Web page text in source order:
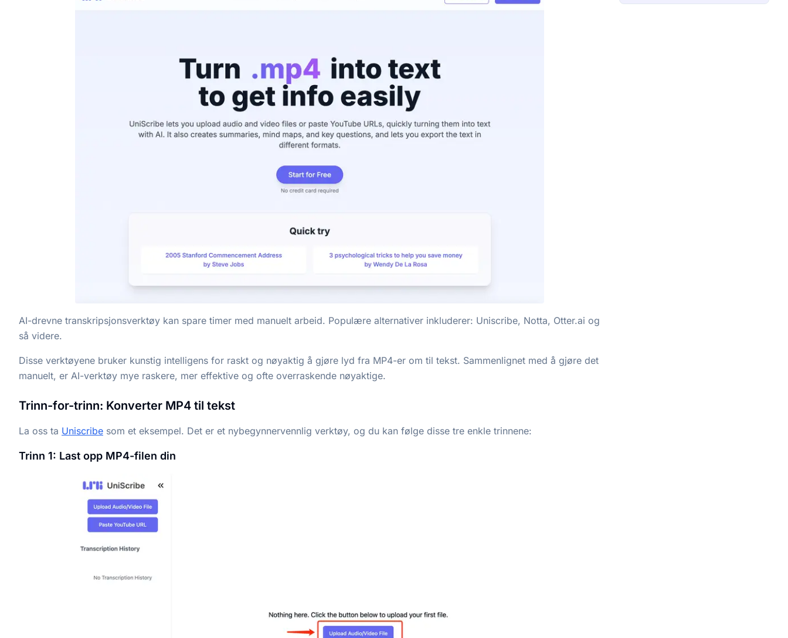
AI-drevne transkripsjonsverktøy kan spare timer med manuelt arbeid. Populære alternativer inkluderer: Uniscribe, Notta, Otter.ai og
så videre.
Disse verktøyene bruker kunstig intelligens for raskt og nøyaktig å gjøre lyd fra MP4-er om til tekst. Sammenlignet med å gjøre det
manuelt, er AI-verktøy mye raskere, mer effektive og ofte overraskende nøyaktige.
Trinn-for-trinn: Konverter MP4 til tekst
La oss ta Uniscribe som et eksempel. Det er et nybegynnervennlig verktøy, og du kan følge disse tre enkle trinnene:
Trinn 1: Last opp MP4-filen din